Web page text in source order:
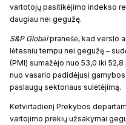
vartotojų pasitikėjimo indekso
daugiau nei gegužę.
S&P Globalpranešė, kad verslo
lėtesniu tempu nei gegužę –
(PMI) sumažėjo nuo 53,0 iki
nuo vasario padidėjusi
paslaugų sektoriaus sulėtėjimą.
Ketvirtadienį Prekybos
vartojimo prekių užsakymai